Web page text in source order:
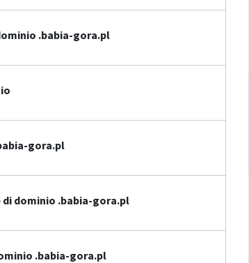
.babia-gora.pl
gora.pl
dominio .babia-gora.pl
.babia-gora.pl